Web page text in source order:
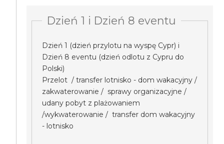
Dzień 1 i Dzień 8 eventu
Dzień 1 (dzień przylotu na wyspę Cypr) i
Dzień 8 eventu (dzień odlotu z Cypru do
Polski)
Przelot / transfer lotnisko - dom wakacyjny /
zakwaterowanie / sprawy organizacyjne /
udany pobyt z plażowaniem
/wykwaterowanie / transfer dom wakacyjny
- lotnisko